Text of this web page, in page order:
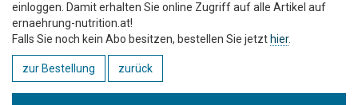
einloggen. Damit erhalten Sie online Zugriff auf alle Artikel auf
ernaehrung-nutrition.at!
Falls Sie noch kein Abo besitzen, bestellen Sie jetzt hier.
zur Bestellung zurück